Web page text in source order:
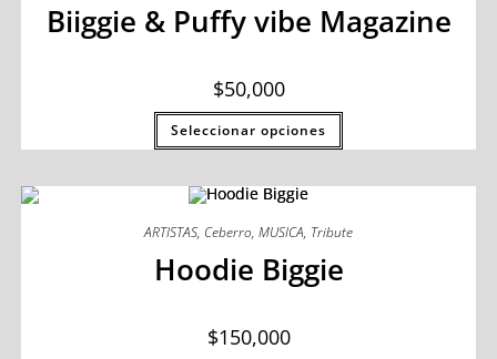
Biiggie & Puffy vibe Magazine
$50,000
Seleccionar opciones
ARTISTAS, Ceberro, MUSICA, Tribute
Hoodie Biggie
$150,000